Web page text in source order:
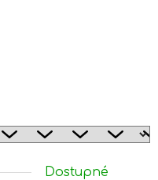
Dostupné